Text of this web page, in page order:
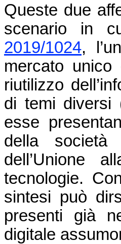
Queste due
scenario in
2019/1024,
mercato unico
riutilizzo
di temi diversi
esse
della società
dell’Unione
tecnologie.
sintesi può
presenti già
digitale